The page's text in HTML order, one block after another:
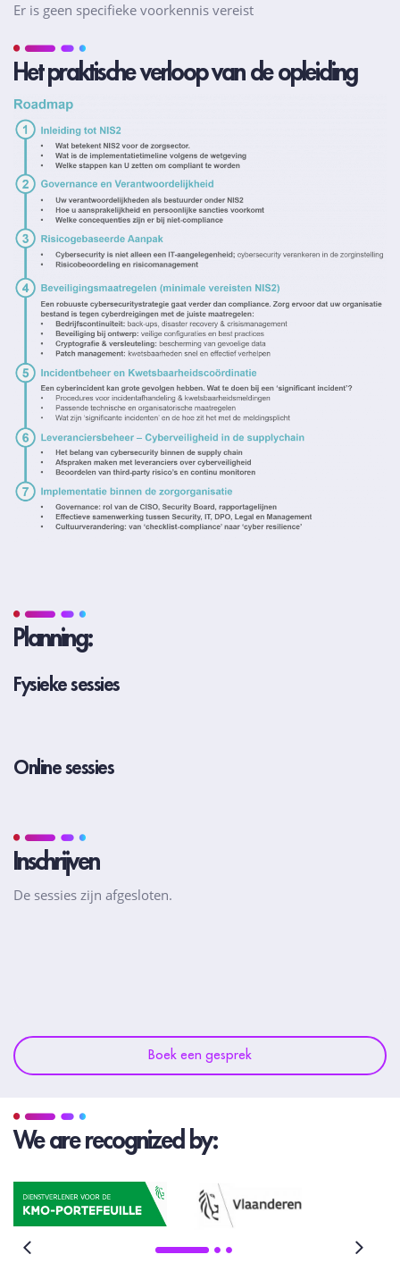
Er is geen specifieke voorkennis vereist
Het praktische verloop van de opleiding
Planning:
Fysieke sessies
Online sessies
Inschrijven
De sessies zijn afgesloten.
Boek een gesprek
We are recognized by: